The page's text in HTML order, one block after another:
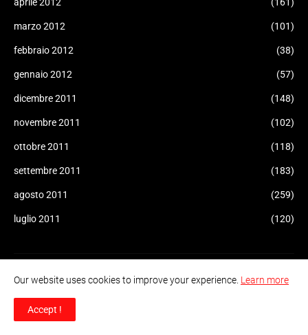
marzo 2012 (101)
febbraio 2012 (38)
gennaio 2012 (57)
dicembre 2011 (148)
novembre 2011 (102)
ottobre 2011 (118)
settembre 2011 (183)
agosto 2011 (259)
luglio 2011 (120)
Our website uses cookies to improve your experience. Learn more
Accept !